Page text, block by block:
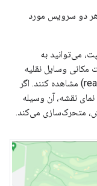
هر دو سرویس مورد
می‌توانید به
مکانی وسایل نقلیه
ناوگان خود را تقریباً به صورت بلادرنگ (real time) مشاهده کنند. اگر
نقشه، آن وسیله
متحرک‌سازی می‌کند.